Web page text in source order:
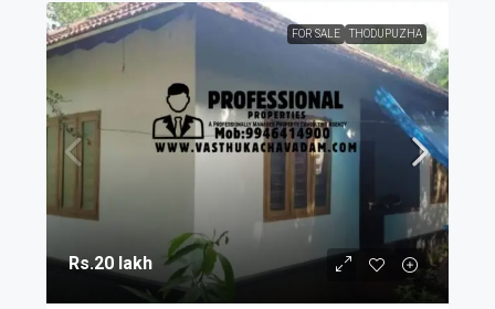
FOR SALE THODUPUZHA
Rs.20 lakh